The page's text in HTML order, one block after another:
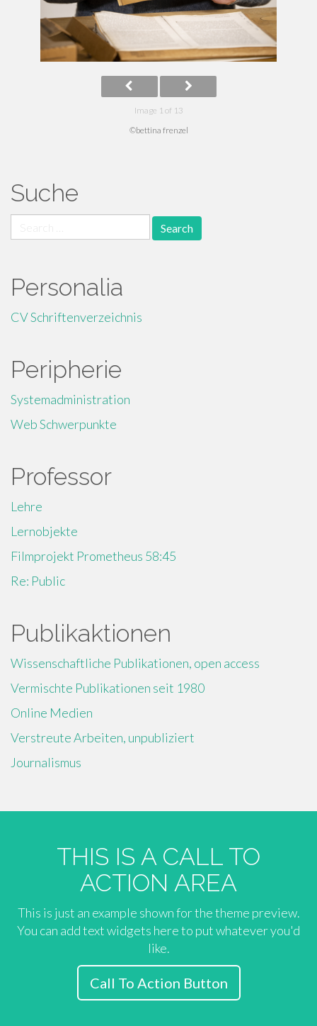
Image 1 of 13
©bettina frenzel
Suche
Personalia
CV Schriftenverzeichnis
Peripherie
Systemadministration
Web Schwerpunkte
Professor
Lehre
Lernobjekte
Filmprojekt Prometheus 58:45
Re: Public
Publikaktionen
Wissenschaftliche Publikationen, open access
Vermischte Publikationen seit 1980
Online Medien
Verstreute Arbeiten, unpubliziert
Journalismus
THIS IS A CALL TO
ACTION AREA
This is just an example shown for the theme preview.
You can add text widgets here to put whatever you'd
like.
Call To Action Button